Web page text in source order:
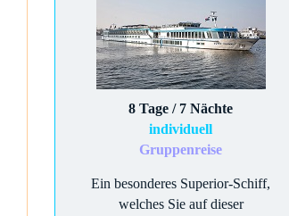
8 Tage / 7 Nächte
individuell
Gruppenreise
Ein besonderes Superior-Schiff,
welches Sie auf dieser